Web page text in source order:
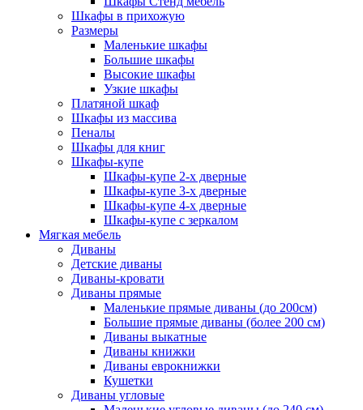
Шкафы в прихожую
Размеры
Маленькие шкафы
Большие шкафы
Высокие шкафы
Узкие шкафы
Платяной шкаф
Шкафы из массива
Пеналы
Шкафы для книг
Шкафы-купе
Шкафы-купе 2-х дверные
Шкафы-купе 3-х дверные
Шкафы-купе 4-х дверные
Шкафы-купе с зеркалом
Мягкая мебель
Диваны
Детские диваны
Диваны-кровати
Диваны прямые
Маленькие прямые диваны (до 200см)
Большие прямые диваны (более 200 см)
Диваны выкатные
Диваны книжки
Диваны еврокнижки
Кушетки
Диваны угловые